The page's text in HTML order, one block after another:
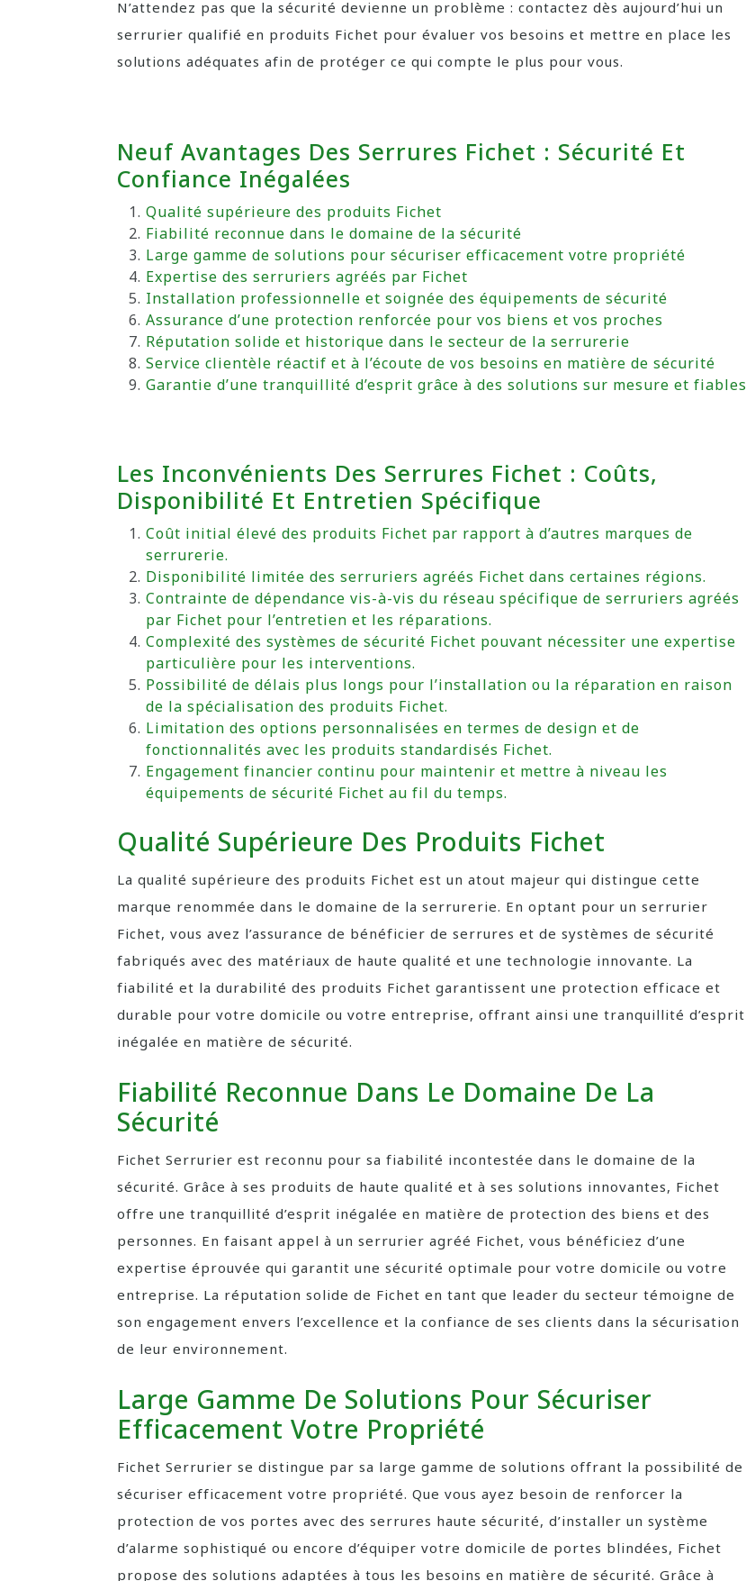
N’attendez pas que la sécurité devienne un problème : contactez dès aujourd’hui un
serrurier qualifié en produits Fichet pour évaluer vos besoins et mettre en place les
solutions adéquates afin de protéger ce qui compte le plus pour vous.
Neuf Avantages Des Serrures Fichet : Sécurité Et
Confiance Inégalées
Qualité supérieure des produits Fichet
Fiabilité reconnue dans le domaine de la sécurité
Large gamme de solutions pour sécuriser efficacement votre propriété
Expertise des serruriers agréés par Fichet
Installation professionnelle et soignée des équipements de sécurité
Assurance d’une protection renforcée pour vos biens et vos proches
Réputation solide et historique dans le secteur de la serrurerie
Service clientèle réactif et à l’écoute de vos besoins en matière de sécurité
Garantie d’une tranquillité d’esprit grâce à des solutions sur mesure et fiables
Les Inconvénients Des Serrures Fichet : Coûts,
Disponibilité Et Entretien Spécifique
Coût initial élevé des produits Fichet par rapport à d’autres marques de
serrurerie.
Disponibilité limitée des serruriers agréés Fichet dans certaines régions.
Contrainte de dépendance vis-à-vis du réseau spécifique de serruriers agréés
par Fichet pour l’entretien et les réparations.
Complexité des systèmes de sécurité Fichet pouvant nécessiter une expertise
particulière pour les interventions.
Possibilité de délais plus longs pour l’installation ou la réparation en raison
de la spécialisation des produits Fichet.
Limitation des options personnalisées en termes de design et de
fonctionnalités avec les produits standardisés Fichet.
Engagement financier continu pour maintenir et mettre à niveau les
équipements de sécurité Fichet au fil du temps.
Qualité Supérieure Des Produits Fichet
La qualité supérieure des produits Fichet est un atout majeur qui distingue cette
marque renommée dans le domaine de la serrurerie. En optant pour un serrurier
Fichet, vous avez l’assurance de bénéficier de serrures et de systèmes de sécurité
fabriqués avec des matériaux de haute qualité et une technologie innovante. La
fiabilité et la durabilité des produits Fichet garantissent une protection efficace et
durable pour votre domicile ou votre entreprise, offrant ainsi une tranquillité d’esprit
inégalée en matière de sécurité.
Fiabilité Reconnue Dans Le Domaine De La
Sécurité
Fichet Serrurier est reconnu pour sa fiabilité incontestée dans le domaine de la
sécurité. Grâce à ses produits de haute qualité et à ses solutions innovantes, Fichet
offre une tranquillité d’esprit inégalée en matière de protection des biens et des
personnes. En faisant appel à un serrurier agréé Fichet, vous bénéficiez d’une
expertise éprouvée qui garantit une sécurité optimale pour votre domicile ou votre
entreprise. La réputation solide de Fichet en tant que leader du secteur témoigne de
son engagement envers l’excellence et la confiance de ses clients dans la sécurisation
de leur environnement.
Large Gamme De Solutions Pour Sécuriser
Efficacement Votre Propriété
Fichet Serrurier se distingue par sa large gamme de solutions offrant la possibilité de
sécuriser efficacement votre propriété. Que vous ayez besoin de renforcer la
protection de vos portes avec des serrures haute sécurité, d’installer un système
d’alarme sophistiqué ou encore d’équiper votre domicile de portes blindées, Fichet
propose des solutions adaptées à tous les besoins en matière de sécurité. Grâce à